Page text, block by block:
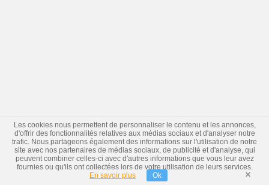
Les cookies nous permettent de personnaliser le contenu et les annonces,
d'offrir des fonctionnalités relatives aux médias sociaux et d'analyser notre
trafic. Nous partageons également des informations sur l'utilisation de notre
site avec nos partenaires de médias sociaux, de publicité et d'analyse, qui
peuvent combiner celles-ci avec d'autres informations que vous leur avez
fournies ou qu'ils ont collectées lors de votre utilisation de leurs services.
En savoir plus
Ok ×